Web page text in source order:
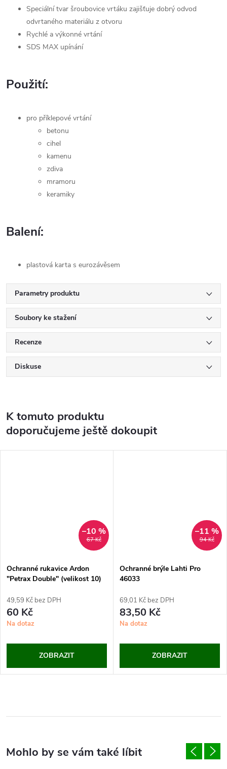
Speciální tvar šroubovice vrtáku zajišťuje dobrý odvod
odvrtaného materiálu z otvoru
Rychlé a výkonné vrtání
SDS MAX upínání
Použití:
pro příklepové vrtání
betonu
cihel
kamenu
zdiva
mramoru
keramiky
Balení:
plastová karta s eurozávěsem
Parametry produktu
Soubory ke stažení
Recenze
Diskuse
K tomuto produktu
doporučujeme ještě dokoupit
67 Kč
–10 %
Ochranné rukavice Ardon
"Petrax Double" (velikost 10)
49,59 Kč bez DPH
60 Kč
Na dotaz
ZOBRAZIT
94 Kč
–11 %
Ochranné brýle Lahti Pro
46033
69,01 Kč bez DPH
83,50 Kč
Na dotaz
ZOBRAZIT